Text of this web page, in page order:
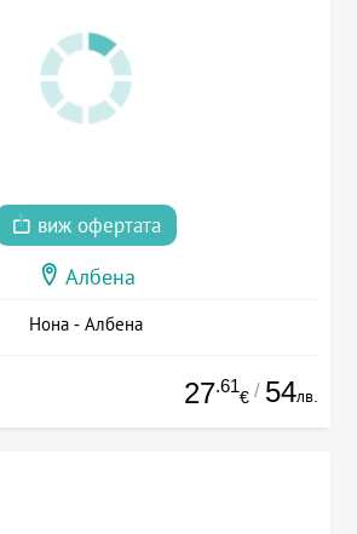
виж офертата
Албена
Нона - Албена
27.61
€ / 54лв.